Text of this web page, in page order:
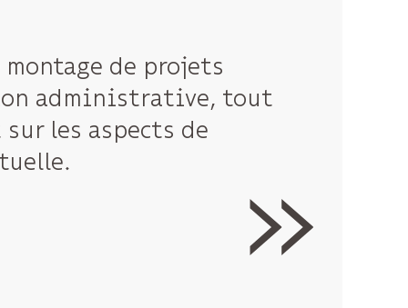
de projets
administrative, tout
les aspects de